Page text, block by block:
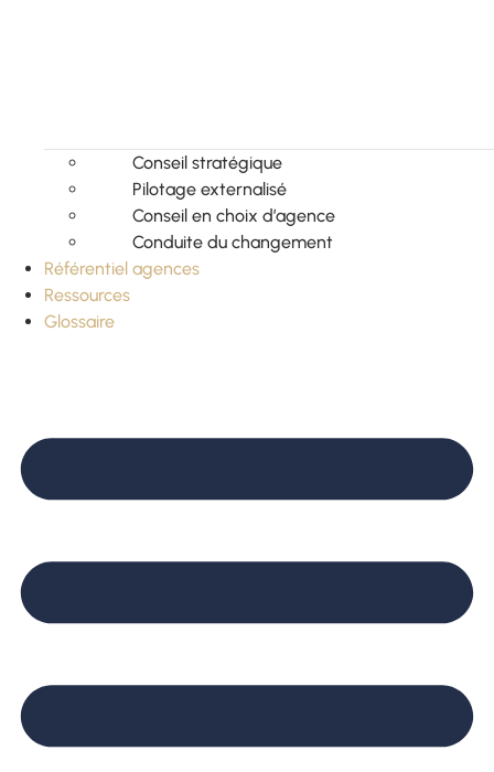
Conseil stratégique
Pilotage externalisé
Conseil en choix d’agence
Conduite du changement
Référentiel agences
Ressources
Glossaire